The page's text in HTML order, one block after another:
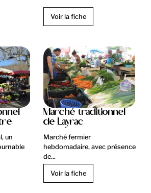
Voir la fiche
un
Marché traditionnel
de Layrac
Marché fermier
hebdomadaire, avec présence
de...
Voir la fiche